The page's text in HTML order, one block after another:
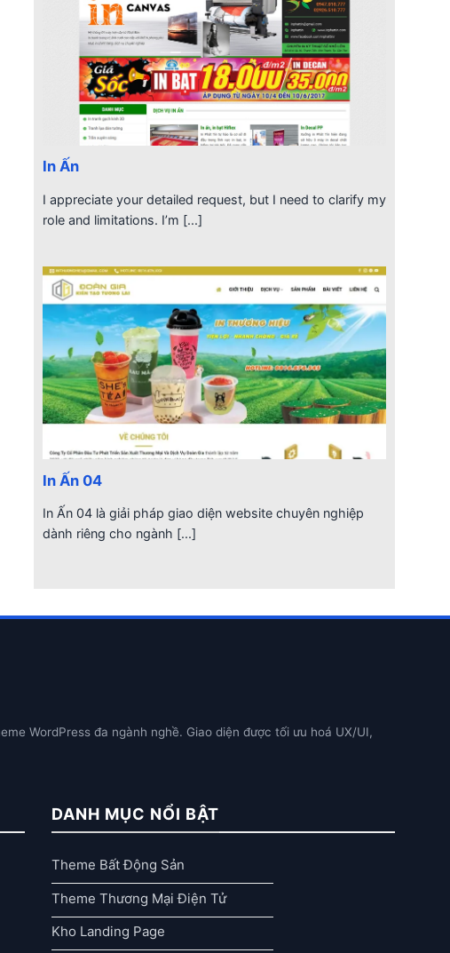
In Ấn
I appreciate your detailed request, but I need to clarify my
role and limitations. I’m [...]
In Ấn 04
In Ấn 04 là giải pháp giao diện website chuyên nghiệp
dành riêng cho ngành [...]
WordPress đa ngành nghề. Giao diện được tối ưu hoá UX/UI,
DANH MỤC NỔI BẬT
Theme Bất Động Sản
Theme Thương Mại Điện Tử
Kho Landing Page